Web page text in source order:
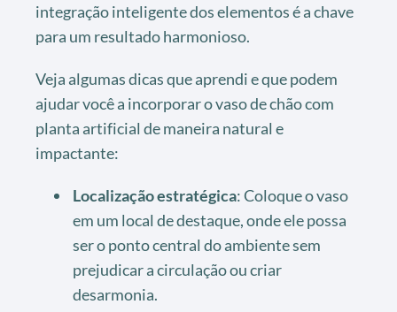
integração inteligente dos elementos é a chave
para um resultado harmonioso.
Veja algumas dicas que aprendi e que podem
ajudar você a incorporar o vaso de chão com
planta artificial de maneira natural e
impactante:
Localização estratégica: Coloque o vaso
em um local de destaque, onde ele possa
ser o ponto central do ambiente sem
prejudicar a circulação ou criar
desarmonia.